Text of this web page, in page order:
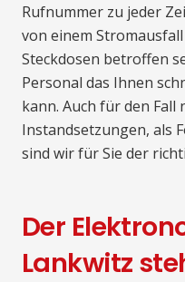
Rufnummer zu jeder
von einem
Steckdosen betroffen
Personal das Ihnen
kann. Auch für den Fall
Instandsetzungen, als
sind wir für Sie der
Der
Lankwitz